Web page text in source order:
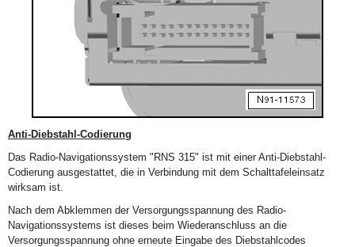
Anti-Diebstahl-Codierung
Das Radio-Navigationssystem "RNS 315" ist mit einer Anti-Diebstahl-
Codierung ausgestattet, die in Verbindung mit dem Schalttafeleinsatz
wirksam ist.
Nach dem Abklemmen der Versorgungsspannung des Radio-
Navigationssystems ist dieses beim Wiederanschluss an die
Versorgungsspannung ohne erneute Eingabe des Diebstahlcodes